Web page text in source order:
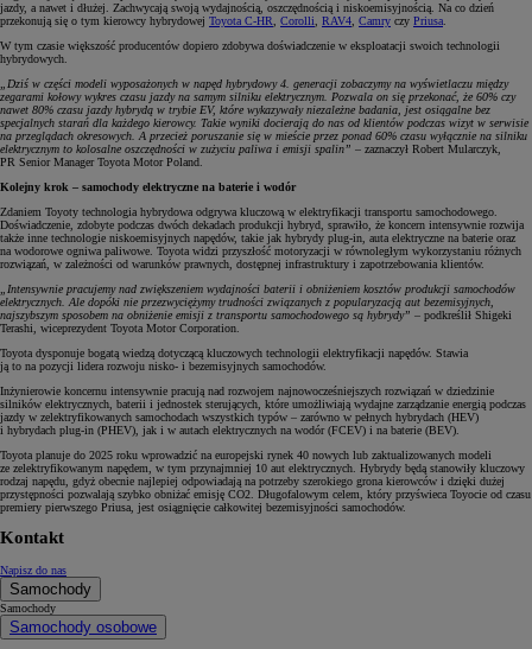
jazdy, a nawet i dłużej. Zachwycają swoją wydajnością, oszczędnością i niskoemisyjnością. Na co dzień
przekonują się o tym kierowcy hybrydowej Toyota C-HR Corolli RAV4 Camry czy Priusa
W tym czasie większość producentów dopiero zdobywa doświadczenie w eksploatacji swoich technologii
hybrydowych.
„Dziś w części modeli wyposażonych w napęd hybrydowy 4. generacji zobaczymy na wyświetlaczu między
zegarami kołowy wykres czasu jazdy na samym silniku elektrycznym. Pozwala on się przekonać, że 60% czy
nawet 80% czasu jazdy hybrydą w trybie EV, które wykazywały niezależne badania, jest osiągalne bez
specjalnych starań dla każdego kierowcy. Takie wyniki docierają do nas od klientów podczas wizyt w serwisie
na przeglądach okresowych. A przecież poruszanie się w mieście przez ponad 60% czasu wyłącznie na silniku
elektrycznym to kolosalne oszczędności w zużyciu paliwa i emisji spalin” – zaznaczył Robert Mularczyk,
PR Senior Manager Toyota Motor Poland.
Kolejny krok – samochody elektryczne na baterie i wodór
Zdaniem Toyoty technologia hybrydowa odgrywa kluczową w elektryfikacji transportu samochodowego.
Doświadczenie, zdobyte podczas dwóch dekadach produkcji hybryd, sprawiło, że koncern intensywnie rozwija
także inne technologie niskoemisyjnych napędów, takie jak hybrydy plug-in, auta elektryczne na baterie oraz
na wodorowe ogniwa paliwowe. Toyota widzi przyszłość motoryzacji w równoległym wykorzystaniu różnych
rozwiązań, w zależności od warunków prawnych, dostępnej infrastruktury i zapotrzebowania klientów.
„Intensywnie pracujemy nad zwiększeniem wydajności baterii i obniżeniem kosztów produkcji samochodów
elektrycznych. Ale dopóki nie przezwyciężymy trudności związanych z popularyzacją aut bezemisyjnych,
najszybszym sposobem na obniżenie emisji z transportu samochodowego są hybrydy” – podkreślił Shigeki
Terashi, wiceprezydent Toyota Motor Corporation.
Toyota dysponuje bogatą wiedzą dotyczącą kluczowych technologii elektryfikacji napędów. Stawia
ją to na pozycji lidera rozwoju nisko- i bezemisyjnych samochodów.
Inżynierowie koncernu intensywnie pracują nad rozwojem najnowocześniejszych rozwiązań w dziedzinie
silników elektrycznych, baterii i jednostek sterujących, które umożliwiają wydajne zarządzanie energią podczas
jazdy w zelektryfikowanych samochodach wszystkich typów – zarówno w pełnych hybrydach (HEV)
i hybrydach plug-in (PHEV), jak i w autach elektrycznych na wodór (FCEV) i na baterie (BEV).
Toyota planuje do 2025 roku wprowadzić na europejski rynek 40 nowych lub zaktualizowanych modeli
ze zelektryfikowanym napędem, w tym przynajmniej 10 aut elektrycznych. Hybrydy będą stanowiły kluczowy
rodzaj napędu, gdyż obecnie najlepiej odpowiadają na potrzeby szerokiego grona kierowców i dzięki dużej
przystępności pozwalają szybko obniżać emisję CO2. Długofalowym celem, który przyświeca Toyocie od czasu
premiery pierwszego Priusa, jest osiągnięcie całkowitej bezemisyjności samochodów.
Kontakt
Napisz do nas
Samochody
Samochody
Samochody osobowe